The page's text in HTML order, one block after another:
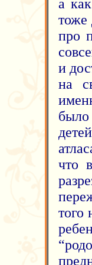
а
тоже
про
и
на
было
что
того